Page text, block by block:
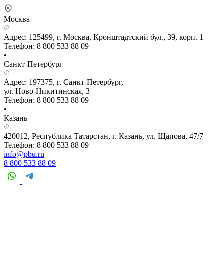
Москва
Адрес: 125499, г. Москва, Кронштадтский бул., 39, корп. 1
Телефон: 8 800 533 88 09
•
Санкт-Петербург
Адрес: 197375, г. Санкт-Петербург,
ул. Ново-Никитинская, 3
Телефон: 8 800 533 88 09
•
Казань
420012, Республика Татарстан, г. Казань, ул. Щапова, 47/7
Телефон: 8 800 533 88 09
info@pbu.ru
8 800 533 88 09